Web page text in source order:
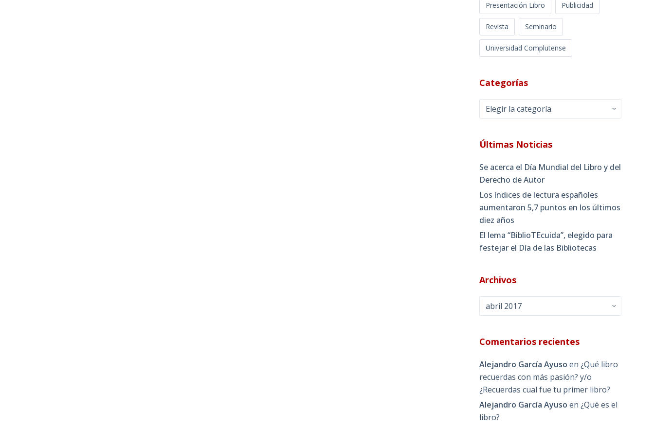
Presentación Libro Publicidad
Revista Seminario
Universidad Complutense
Categorías
Categorías
Últimas Noticias
Se acerca el Día Mundial del Libro y del
Derecho de Autor
Los índices de lectura españoles
aumentaron 5,7 puntos en los últimos
diez años
El lema “BiblioTEcuida”, elegido para
festejar el Día de las Bibliotecas
Archivos
Archivos
Comentarios recientes
Alejandro García Ayuso en¿Qué libro
recuerdas con más pasión? y/o
¿Recuerdas cual fue tu primer libro?
Alejandro García Ayuso en¿Qué es el
libro?